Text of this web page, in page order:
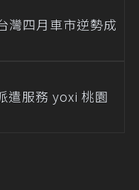
灣四月車市逆勢成
遣服務 yoxi 桃園